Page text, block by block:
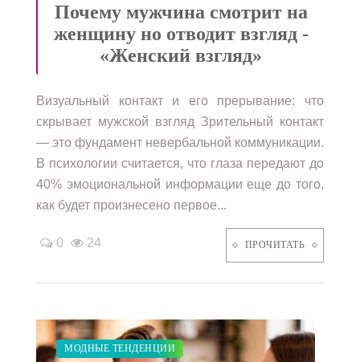
Почему мужчина смотрит на
женщину но отводит взгляд -
«Женский взгляд»
Визуальный контакт и его прерывание: что
скрывает мужской взгляд Зрительный контакт
— это фундамент невербальной коммуникации.
В психологии считается, что глаза передают до
40% эмоциональной информации еще до того,
как будет произнесено первое...
0 24 ПРОЧИТАТЬ
ЗАКУПКИ ПО МОДЕ
ДИЕТА
ПОКАЗЫ
МОДНЫЕ ТЕНДЕНЦИИ